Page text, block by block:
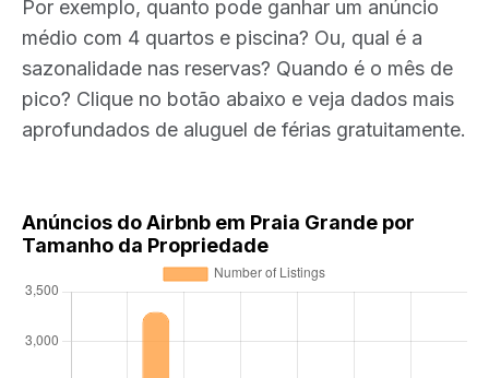
Por exemplo, quanto pode ganhar um anúncio
médio com 4 quartos e piscina? Ou, qual é a
sazonalidade nas reservas? Quando é o mês de
pico? Clique no botão abaixo e veja dados mais
aprofundados de aluguel de férias gratuitamente.
Anúncios do Airbnb em Praia Grande por
Tamanho da Propriedade